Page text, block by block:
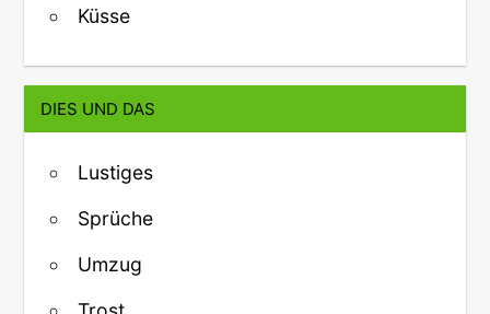
Küsse
DIES UND DAS
Lustiges
Sprüche
Umzug